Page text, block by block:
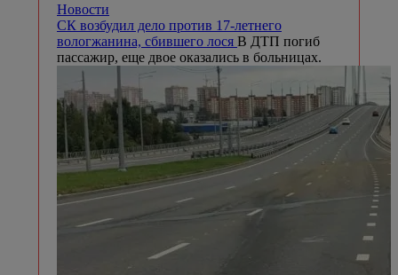
Новости
СК возбудил дело против 17-летнего
вологжанина, сбившего лося В ДТП погиб
пассажир, еще двое оказались в больницах.